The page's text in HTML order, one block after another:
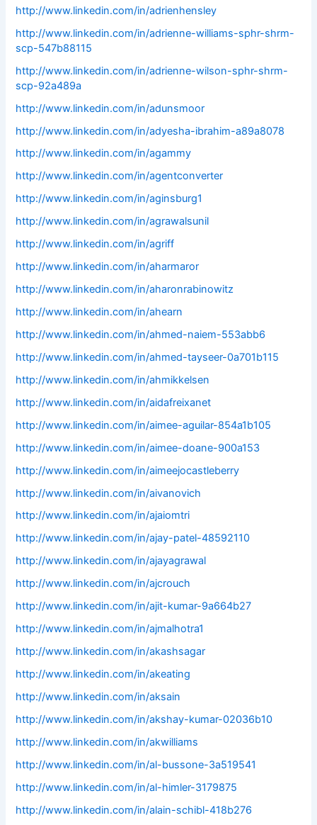
http://www.linkedin.com/in/adrienhensley
http://www.linkedin.com/in/adrienne-williams-sphr-shrm-
scp-547b88115
http://www.linkedin.com/in/adrienne-wilson-sphr-shrm-
scp-92a489a
http://www.linkedin.com/in/adunsmoor
http://www.linkedin.com/in/adyesha-ibrahim-a89a8078
http://www.linkedin.com/in/agammy
http://www.linkedin.com/in/agentconverter
http://www.linkedin.com/in/aginsburg1
http://www.linkedin.com/in/agrawalsunil
http://www.linkedin.com/in/agriff
http://www.linkedin.com/in/aharmaror
http://www.linkedin.com/in/aharonrabinowitz
http://www.linkedin.com/in/ahearn
http://www.linkedin.com/in/ahmed-naiem-553abb6
http://www.linkedin.com/in/ahmed-tayseer-0a701b115
http://www.linkedin.com/in/ahmikkelsen
http://www.linkedin.com/in/aidafreixanet
http://www.linkedin.com/in/aimee-aguilar-854a1b105
http://www.linkedin.com/in/aimee-doane-900a153
http://www.linkedin.com/in/aimeejocastleberry
http://www.linkedin.com/in/aivanovich
http://www.linkedin.com/in/ajaiomtri
http://www.linkedin.com/in/ajay-patel-48592110
http://www.linkedin.com/in/ajayagrawal
http://www.linkedin.com/in/ajcrouch
http://www.linkedin.com/in/ajit-kumar-9a664b27
http://www.linkedin.com/in/ajmalhotra1
http://www.linkedin.com/in/akashsagar
http://www.linkedin.com/in/akeating
http://www.linkedin.com/in/aksain
http://www.linkedin.com/in/akshay-kumar-02036b10
http://www.linkedin.com/in/akwilliams
http://www.linkedin.com/in/al-bussone-3a519541
http://www.linkedin.com/in/al-himler-3179875
http://www.linkedin.com/in/alain-schibl-418b276